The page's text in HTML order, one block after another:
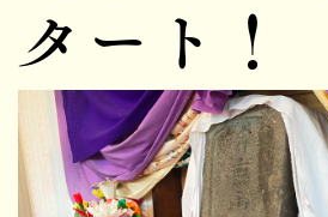
タート！